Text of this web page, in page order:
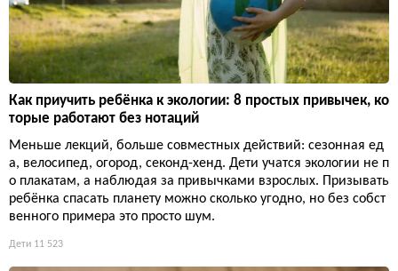
Как приучить ребёнка к экологии: 8 простых привычек, ко
торые работают без нотаций
Меньше лекций, больше совместных действий: сезонная ед
а, велосипед, огород, секонд-хенд. Дети учатся экологии не п
о плакатам, а наблюдая за привычками взрослых. Призывать
ребёнка спасать планету можно сколько угодно, но без собст
венного примера это просто шум.
Дети 11 523